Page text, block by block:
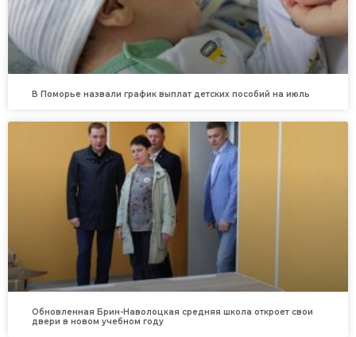
В Поморье назвали график выплат детских пособий на июль
Обновленная Брин-Наволоцкая средняя школа откроет свои
двери в новом учебном году